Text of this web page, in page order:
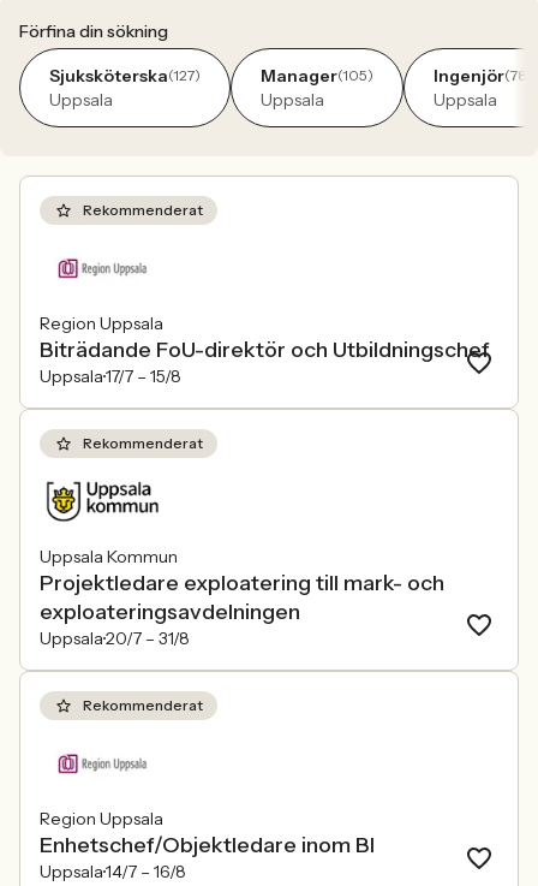
Förfina din sökning
Sjuksköterska(127)
Uppsala
Manager(105)
Uppsala
Ingenjör(78)
Uppsala
Rekommenderat
Region Uppsala
Biträdande FoU-direktör och Utbildningschef
Uppsala17/7 – 15/8
Rekommenderat
Uppsala Kommun
Projektledare exploatering till mark- och
exploateringsavdelningen
Uppsala20/7 – 31/8
Rekommenderat
Region Uppsala
Enhetschef/Objektledare inom BI
Uppsala14/7 – 16/8